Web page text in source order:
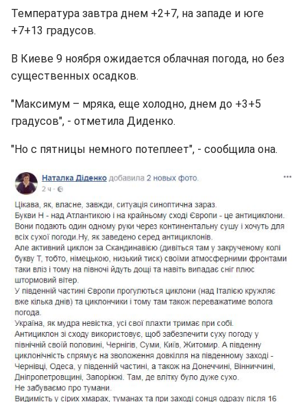
Температура завтра днем +2+7, на западе и юге
+7+13 градусов.
В Киеве 9 ноября ожидается облачная погода, но без
существенных осадков.
"Максимум – мряка, еще холодно, днем до +3+5
градусов", - отметила Диденко.
"Но с пятницы немного потеплеет", - сообщила она.